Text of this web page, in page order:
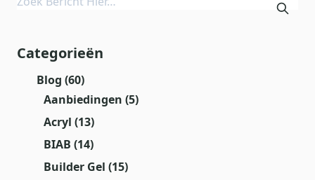
Categorieën
Blog (60)
Aanbiedingen (5)
Acryl (13)
BIAB (14)
Builder Gel (15)